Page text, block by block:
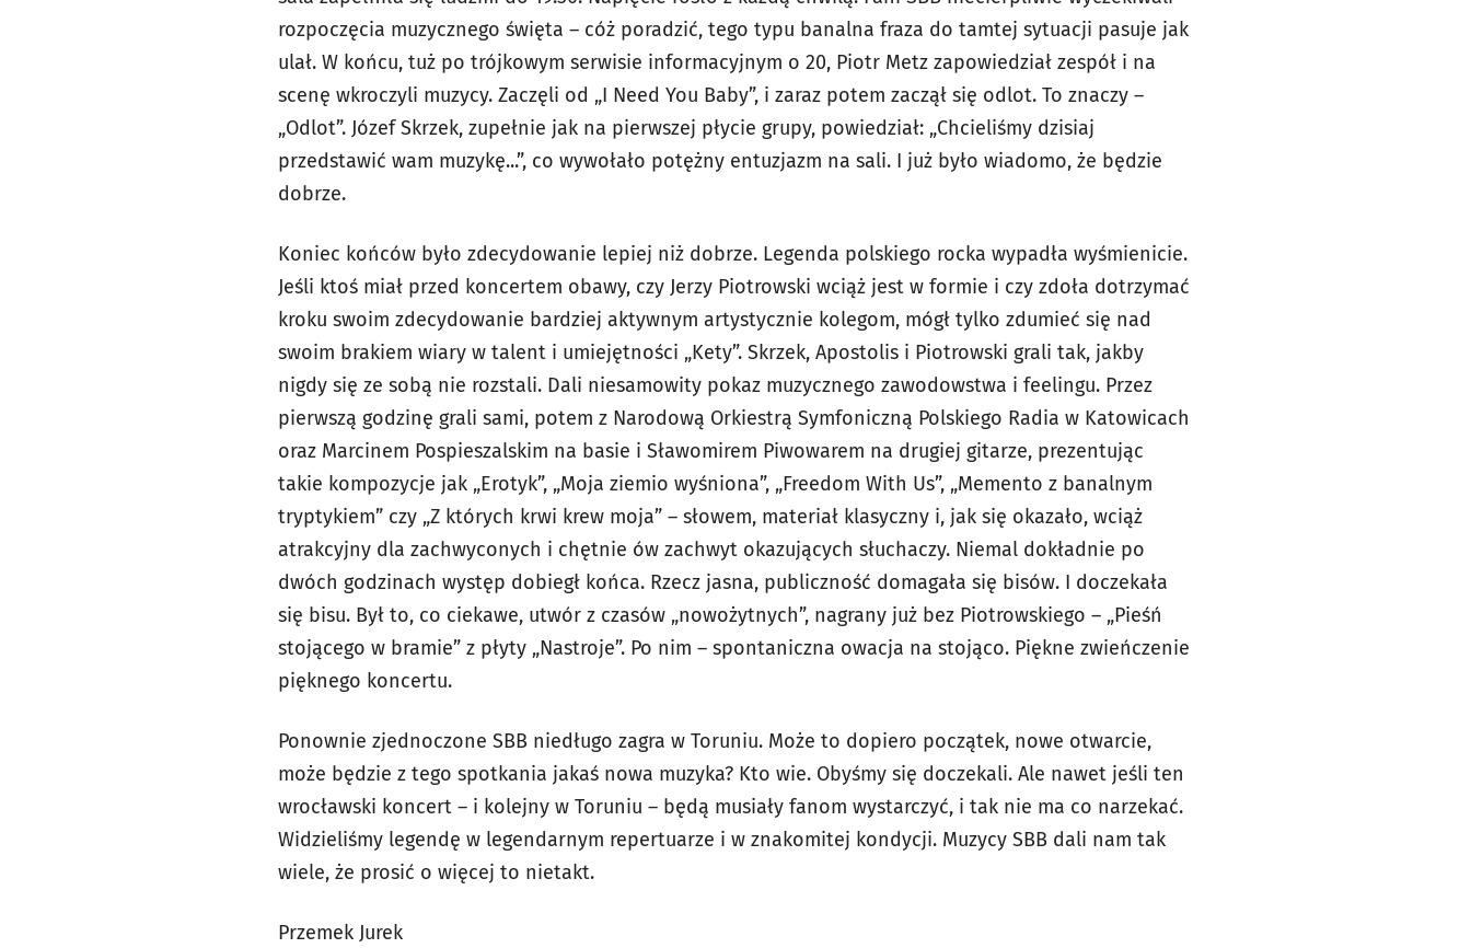
rozpoczęcia muzycznego święta – cóż poradzić, tego typu banalna fraza do tamtej sytuacji pasuje jak
ulał. W końcu, tuż po trójkowym serwisie informacyjnym o 20, Piotr Metz zapowiedział zespół i na
scenę wkroczyli muzycy. Zaczęli od „I Need You Baby”, i zaraz potem zaczął się odlot. To znaczy –
„Odlot”. Józef Skrzek, zupełnie jak na pierwszej płycie grupy, powiedział: „Chcieliśmy dzisiaj
przedstawić wam muzykę...”, co wywołało potężny entuzjazm na sali. I już było wiadomo, że będzie
dobrze.
Koniec końców było zdecydowanie lepiej niż dobrze. Legenda polskiego rocka wypadła wyśmienicie.
Jeśli ktoś miał przed koncertem obawy, czy Jerzy Piotrowski wciąż jest w formie i czy zdoła dotrzymać
kroku swoim zdecydowanie bardziej aktywnym artystycznie kolegom, mógł tylko zdumieć się nad
swoim brakiem wiary w talent i umiejętności „Kety”. Skrzek, Apostolis i Piotrowski grali tak, jakby
nigdy się ze sobą nie rozstali. Dali niesamowity pokaz muzycznego zawodowstwa i feelingu. Przez
pierwszą godzinę grali sami, potem z Narodową Orkiestrą Symfoniczną Polskiego Radia w Katowicach
oraz Marcinem Pospieszalskim na basie i Sławomirem Piwowarem na drugiej gitarze, prezentując
takie kompozycje jak „Erotyk”, „Moja ziemio wyśniona”, „Freedom With Us”, „Memento z banalnym
tryptykiem” czy „Z których krwi krew moja” – słowem, materiał klasyczny i, jak się okazało, wciąż
atrakcyjny dla zachwyconych i chętnie ów zachwyt okazujących słuchaczy. Niemal dokładnie po
dwóch godzinach występ dobiegł końca. Rzecz jasna, publiczność domagała się bisów. I doczekała
się bisu. Był to, co ciekawe, utwór z czasów „nowożytnych”, nagrany już bez Piotrowskiego – „Pieśń
stojącego w bramie” z płyty „Nastroje”. Po nim – spontaniczna owacja na stojąco. Piękne zwieńczenie
pięknego koncertu.
Ponownie zjednoczone SBB niedługo zagra w Toruniu. Może to dopiero początek, nowe otwarcie,
może będzie z tego spotkania jakaś nowa muzyka? Kto wie. Obyśmy się doczekali. Ale nawet jeśli ten
wrocławski koncert – i kolejny w Toruniu – będą musiały fanom wystarczyć, i tak nie ma co narzekać.
Widzieliśmy legendę w legendarnym repertuarze i w znakomitej kondycji. Muzycy SBB dali nam tak
wiele, że prosić o więcej to nietakt.
Przemek Jurek